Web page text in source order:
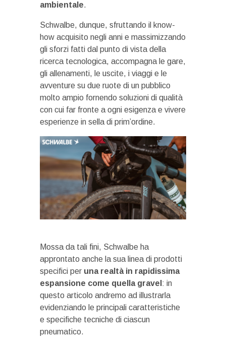
ambientale.
Schwalbe, dunque, sfruttando il know-
how acquisito negli anni e massimizzando
gli sforzi fatti dal punto di vista della
ricerca tecnologica, accompagna le gare,
gli allenamenti, le uscite, i viaggi e le
avventure su due ruote di un pubblico
molto ampio fornendo soluzioni di qualità
con cui far fronte a ogni esigenza e vivere
esperienze in sella di prim’ordine.
Mossa da tali fini, Schwalbe ha
approntato anche la sua linea di prodotti
specifici per una realtà in rapidissima
espansione come quella gravel : in
questo articolo andremo ad illustrarla
evidenziando le principali caratteristiche
e specifiche tecniche di ciascun
pneumatico.